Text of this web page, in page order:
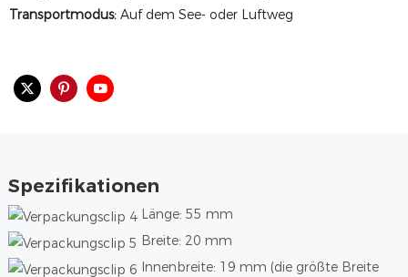
Transportmodus: Auf dem See- oder Luftweg
Spezifikationen
Länge: 55 mm
Breite: 20 mm
Innenbreite: 19 mm (die größte Breite